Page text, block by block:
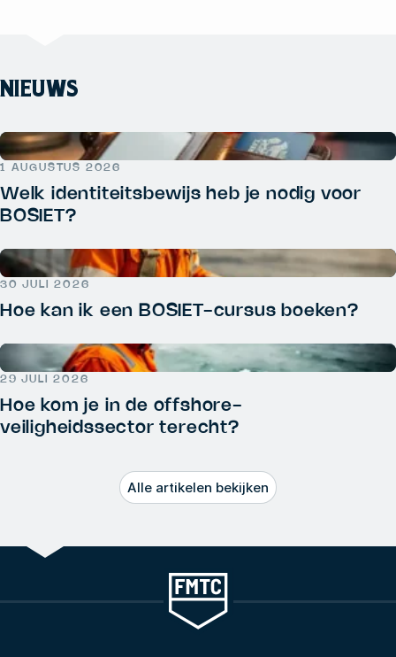
NIEUWS
1 AUGUSTUS 2026
Welk identiteitsbewijs heb je nodig voor
BOSIET?
30 JULI 2026
Hoe kan ik een BOSIET-cursus boeken?
29 JULI 2026
Hoe kom je in de offshore-
veiligheidssector terecht?
Alle artikelen bekijken